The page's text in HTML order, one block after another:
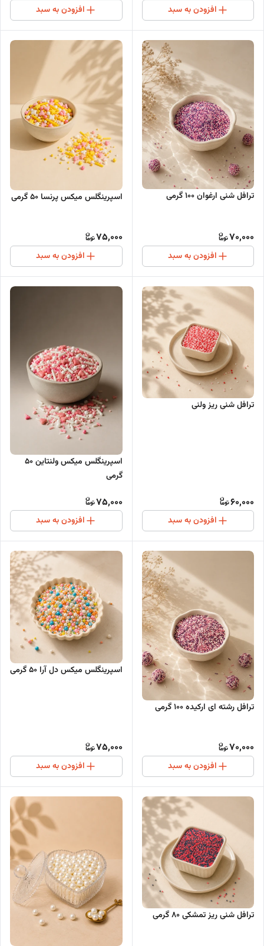
افزودن به سبد افزودن به سبد
ترافل شنی ارغوان ۱۰۰ گرمی
70,000
افزودن به سبد
اسپرینگلس میکس پرنسا 50 گرمی
75,000
افزودن به سبد
ترافل شنی ریز ولنی
60,000
افزودن به سبد
اسپرینگلس میکس ولنتاین 50
گرمی
75,000
افزودن به سبد
ترافل رشته ای ارکیده ۱۰۰ گرمی
70,000
افزودن به سبد
اسپرینگلس میکس دل آرا 50 گرمی
75,000
افزودن به سبد
ترافل شنی ریز تمشکی ۸۰ گرمی